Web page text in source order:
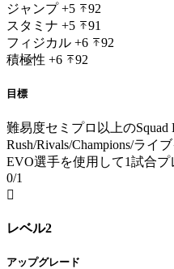
ジャンプ+5
92
スタミナ +5
91
フィジカル +6
92
積極性 +6 92
目標
難易度セミプロ以上のSquad
Rush/Rivals/Champions/ライ
EVO選手を使用して1試合プ
0/1

レベル2
アップグレード